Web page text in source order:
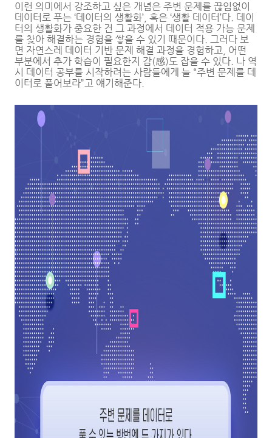
이런 의미에서 강조하고 싶은 개념은 주변 문제를 끊임없이
데이터로 푸는 ‘데이터의 생활화’, 혹은 ‘생활 데이터’다. 데이
터의 생활화가 중요한 건 그 과정에서 데이터 적용 가능 문제
를 찾아 해결하는 경험을 쌓을 수 있기 때문이다. 그러다 보
면 자연스레 데이터 기반 문제 해결 과정을 경험하고, 어떤
부분에서 추가 학습이 필요한지 감(感)도 잡을 수 있다. 나 역
시 데이터 공부를 시작하려는 사람들에게 늘 “주변 문제를 데
이터로 풀어보라”고 얘기해준다.